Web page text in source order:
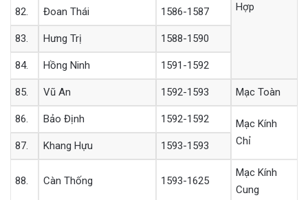
Hợp
82. Đoan Thái 1586-1587
83. Hưng Trị 1588-1590
84. Hồng Ninh 1591-1592
85. Vũ An 1592-1593 Mạc Toàn
86. Bảo Định 1592-1592
Mạc Kính
Chỉ
87. Khang Hựu 1593-1593
88. Càn Thống 1593-1625
Mạc Kính
Cung